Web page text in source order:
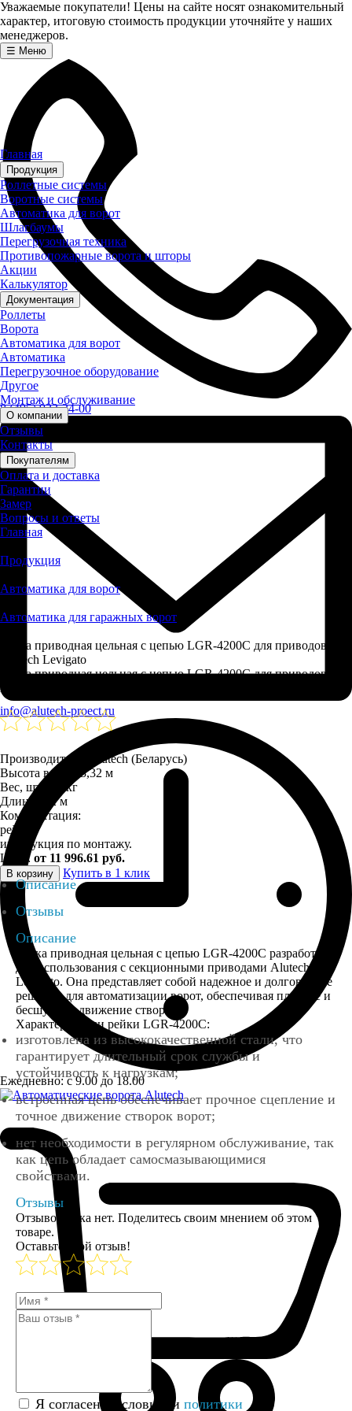
Уважаемые покупатели! Цены на сайте носят ознакомительный
характер, итоговую стоимость продукции уточняйте у наших
менеджеров.
☰ Меню
8 (495) 923-24-00
info@alutech-proect.ru
Ежедневно: с 9.00 до 18.00
Главная
Продукция
Роллетные системы
Воротные системы
Автоматика для ворот
Шлагбаумы
Перегрузочная техника
Противопожарные ворота и шторы
Акции
Калькулятор
Документация
Роллеты
Ворота
Автоматика для ворот
Автоматика
Перегрузочное оборудование
Другое
Монтаж и обслуживание
О компании
Отзывы
Контакты
Покупателям
Оплата и доставка
Гарантии
Замер
Вопросы и ответы
Главная
Продукция
Автоматика для ворот
Автоматика для гаражных ворот
Рейка приводная цельная с цепью LGR-4200C для приводов
Alutech Levigato
Рейка приводная цельная с цепью LGR-4200C для приводов
Alutech Levigato
Производитель: Alutech (Беларусь)
Высота ворот: 3,32 м
Вес, шт: 8,4 кг
Длина: 4,2 м
Комплектация:
рейка;
инструкция по монтажу.
Цена:от 11 996.61 руб.
В корзину Купить в 1 клик
Описание
Отзывы
Описание
Рейка приводная цельная с цепью LGR-4200C разработана
для использования с секционными приводами Alutech
Levigato. Она представляет собой надежное и долговечное
решение для автоматизации ворот, обеспечивая плавное и
бесшумное движение створок.
Характеристики рейки LGR-4200C:
изготовлена из высококачественной стали, что
гарантирует длительный срок службы и
устойчивость к нагрузкам;
встроенная цепь обеспечивает прочное сцепление и
точное движение створок ворот;
нет необходимости в регулярном обслуживание, так
как цепь обладает самосмазывающимися
свойствами.
Отзывы
Отзывов пока нет. Поделитесь своим мнением об этом
товаре.
Оставьте свой отзыв!
Я согласен с условиями политики